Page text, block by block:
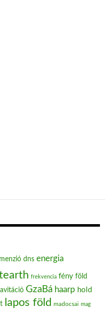
dns energia
frekvencia fény föld
GzaBá haarp hold
lapos föld madocsai mag